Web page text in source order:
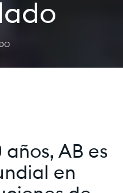
AB es
en